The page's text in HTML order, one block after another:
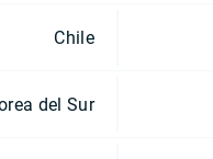
Chile
del Sur